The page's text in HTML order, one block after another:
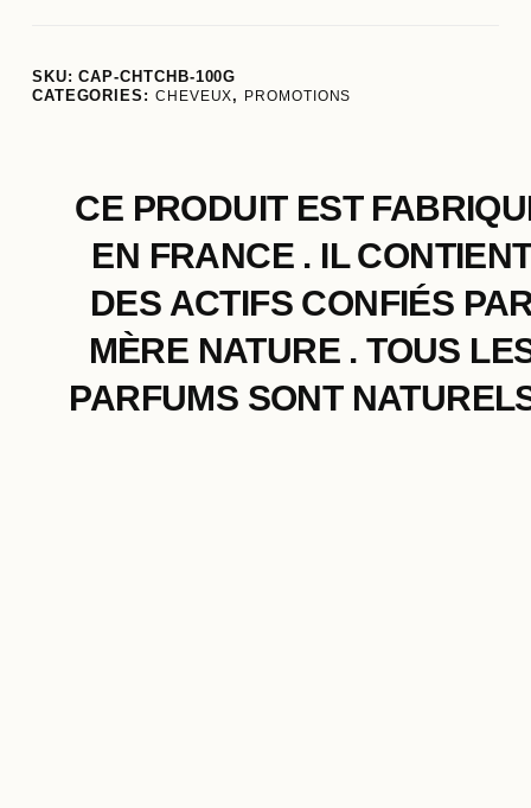
SKU:CAP-CHTCHB-100G
CATEGORIES: CHEVEUX, PROMOTIONS
CE PRODUIT EST
EN FRANCE . IL
DES ACTIFS CONFIÉS
MÈRE NATURE . TOUS
PARFUMS SONT